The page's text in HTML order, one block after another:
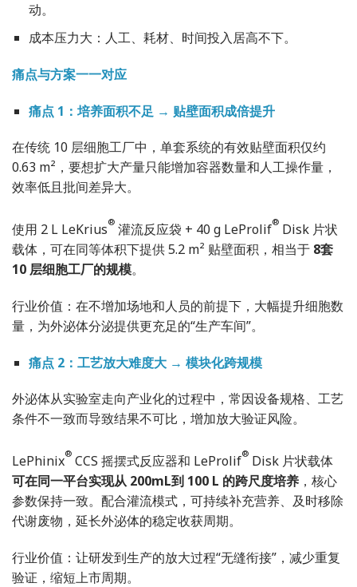
动。
成本压力大：人工、耗材、时间投入居高不下。
痛点与方案一一对应
痛点 1：培养面积不足 → 贴壁面积成倍提升
在传统 10 层细胞工厂中，单套系统的有效贴壁面积仅约
0.63 m²，要想扩大产量只能增加容器数量和人工操作量，
效率低且批间差异大。
使用 2 L LeKrius® 灌流反应袋 + 40 g LeProlif® Disk 片状
载体，可在同等体积下提供 5.2 m² 贴壁面积，相当于 8套
10 层细胞工厂的规模。
行业价值：在不增加场地和人员的前提下，大幅提升细胞数
量，为外泌体分泌提供更充足的“生产车间”。
痛点 2：工艺放大难度大 → 模块化跨规模
外泌体从实验室走向产业化的过程中，常因设备规格、工艺
条件不一致而导致结果不可比，增加放大验证风险。
LePhinix® CCS 摇摆式反应器和 LeProlif® Disk 片状载体
可在同一平台实现从 200mL到 100 L 的跨尺度培养 ，核心
参数保持一致。配合灌流模式，可持续补充营养、及时移除
代谢废物，延长外泌体的稳定收获周期。
行业价值：让研发到生产的放大过程“无缝衔接”，减少重复
验证，缩短上市周期。